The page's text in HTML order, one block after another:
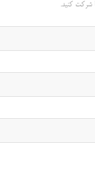
شرکت کنید.